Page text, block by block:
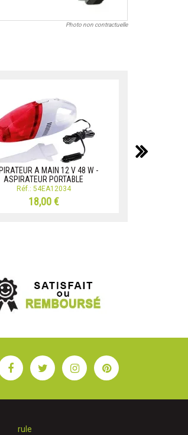
Photo non contractuelle
A MAIN 12 V 48 W -
ASPIRATEUR PORTABLE
Réf.: 54EA12034
18,00 €
FacebookTwitterInstagramPinterest
rule